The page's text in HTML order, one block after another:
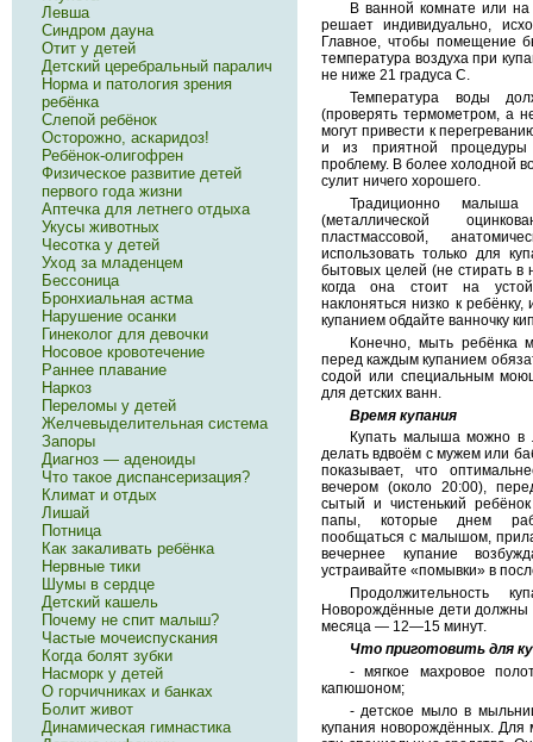
В ванной комнате или
решает индивидуально,
Главное, чтобы помещение
температура воздуха при
не ниже 21 градуса С.
Температура воды
(проверять термометром, а
могут привести к
и из приятной
проблему. В более холодной
сулит ничего хорошего.
Традиционно
(металлической
пластмассовой,
использовать только для
бытовых целей (не стирать в
когда она стоит на
наклоняться низко к
купанием обдайте ванночку
Конечно, мыть ребёнка
перед каждым купанием
содой или специальным
для детских ванн.
Время купания
Купать малыша можно в
делать вдвоём с мужем или
показывает, что
вечером (около 20:00),
сытый и чистенький
папы, которые днем
пообщаться с малышом,
вечернее купание
устраивайте «помывки» в
Продолжительность
Новорождённые дети должны
месяца — 12—15 минут.
Что приготовить для
- мягкое махровое
капюшоном;
- детское мыло в
купания новорождённых. Для
Левша
Синдром дауна
Отит у детей
Детский церебральный паралич
Норма и патология зрения
ребёнка
Слепой ребёнок
Осторожно, аскаридоз!
Ребёнок-олигофрен
Физическое развитие детей
первого года жизни
Аптечка для летнего отдыха
Укусы животных
Чесотка у детей
Уход за младенцем
Бессоница
Бронхиальная астма
Нарушение осанки
Гинеколог для девочки
Носовое кровотечение
Раннее плавание
Наркоз
Переломы у детей
Желчевыделительная система
Запоры
Диагноз — аденоиды
Что такое диспансеризация?
Климат и отдых
Лишай
Потница
Как закаливать ребёнка
Нервные тики
Шумы в сердце
Детский кашель
Почему не спит малыш?
Частые мочеиспускания
Когда болят зубки
Насморк у детей
О горчичниках и банках
Болит живот
Динамическая гимнастика